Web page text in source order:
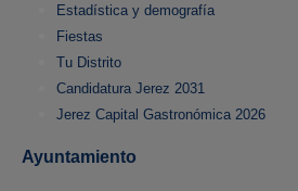
Estadística y demografía
Fiestas
Tu Distrito
Candidatura Jerez 2031
Jerez Capital Gastronómica 2026
Ayuntamiento